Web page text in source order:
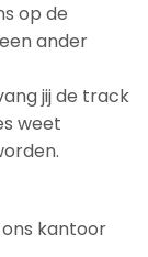
op de
ander
jij de track
weet
kantoor